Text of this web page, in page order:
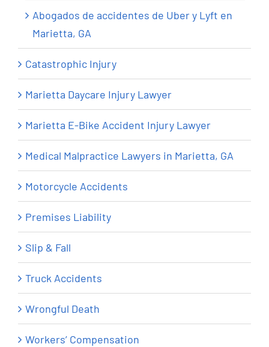
Abogados de accidentes de Uber y Lyft en
Marietta, GA
Catastrophic Injury
Marietta Daycare Injury Lawyer
Marietta E-Bike Accident Injury Lawyer
Medical Malpractice Lawyers in Marietta, GA
Motorcycle Accidents
Premises Liability
Slip & Fall
Truck Accidents
Wrongful Death
Workers’ Compensation